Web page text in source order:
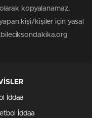
olarak kopyalanamaz,
kişi/kişiler için yasal
İddaa
İddaa